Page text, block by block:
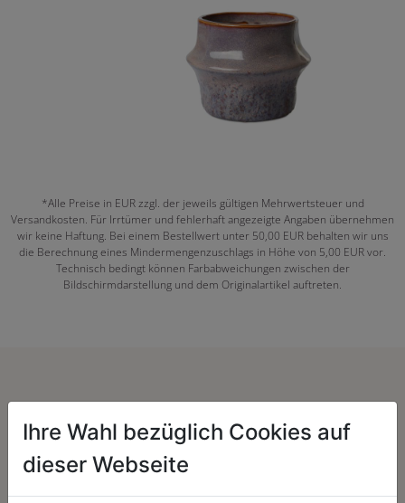
*Alle Preise in EUR zzgl. der jeweils gültigen Mehrwertsteuer und
Versandkosten. Für Irrtümer und fehlerhaft angezeigte Angaben übernehmen
wir keine Haftung. Bei einem Bestellwert unter 50,00 EUR behalten wir uns
die Berechnung eines Mindermengenzuschlags in Höhe von 5,00 EUR vor.
Technisch bedingt können Farbabweichungen zwischen der
Bildschirmdarstellung und dem Originalartikel auftreten.
Herzenssache:
Ihre Wahl bezüglich Cookies auf
dieser Webseite